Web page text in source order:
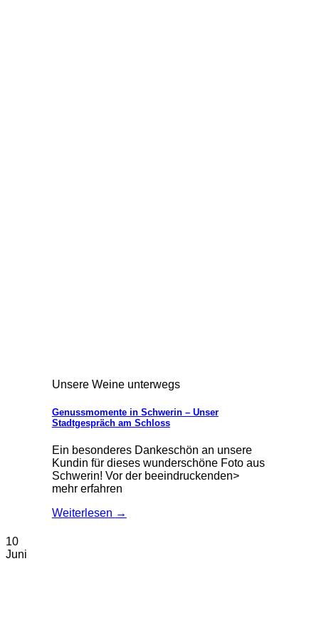
Unsere Weine unterwegs
Genussmomente in Schwerin – Unser
Stadtgespräch am Schloss
Ein besonderes Dankeschön an unsere
Kundin für dieses wunderschöne Foto aus
Schwerin! Vor der beeindruckenden>
mehr erfahren
Weiterlesen →
10
Juni